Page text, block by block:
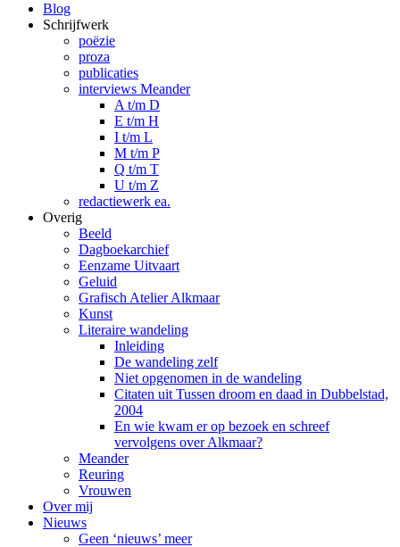
Blog
Schrijfwerk
poëzie
proza
publicaties
interviews Meander
A t/m D
E t/m H
I t/m L
M t/m P
Q t/m T
U t/m Z
redactiewerk ea.
Overig
Beeld
Dagboekarchief
Eenzame Uitvaart
Geluid
Grafisch Atelier Alkmaar
Kunst
Literaire wandeling
Inleiding
De wandeling zelf
Niet opgenomen in de wandeling
Citaten uit Tussen droom en daad in Dubbelstad,
2004
En wie kwam er op bezoek en schreef
vervolgens over Alkmaar?
Meander
Reuring
Vrouwen
Over mij
Nieuws
Geen ‘nieuws’ meer